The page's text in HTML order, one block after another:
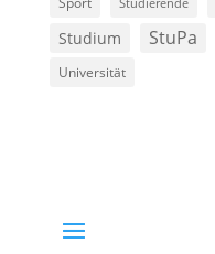
Studium StuPa
Universität